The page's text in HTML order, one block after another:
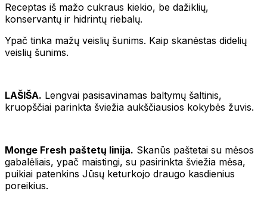
Receptas iš mažo cukraus kiekio, be dažiklių,
konservantų ir hidrintų riebalų.
Ypač tinka mažų veislių šunims. Kaip skanėstas didelių
veislių šunims.
LAŠIŠA. Lengvai pasisavinamas baltymų šaltinis,
kruopščiai parinkta šviežia aukščiausios kokybės žuvis.
Monge Fresh paštetų linija. Skanūs paštetai su mėsos
gabalėliais, ypač maistingi, su pasirinkta šviežia mėsa,
puikiai patenkins Jūsų keturkojo draugo kasdienius
poreikius.